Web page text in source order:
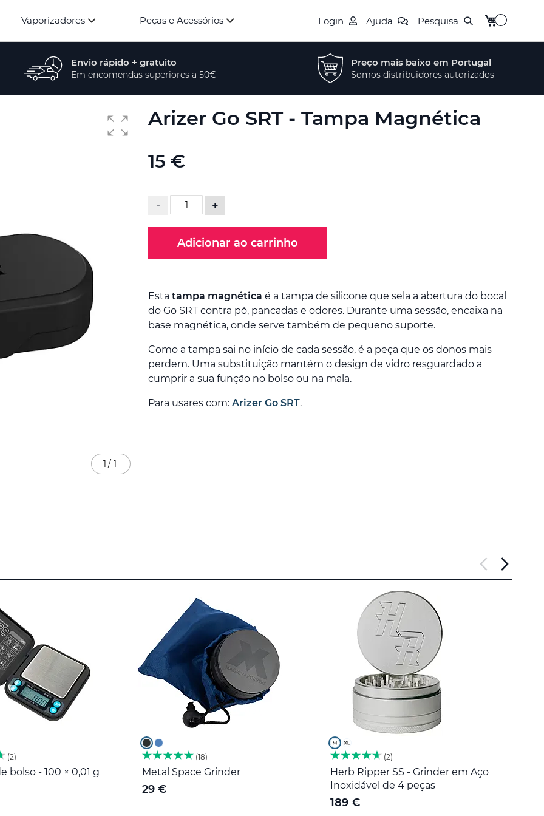
Vaporizadores Peças e Acessórios Login Ajuda Pesquisa O Meu
Envio rápido + gratuito
Em encomendas superiores a 50€
Preço mais baixo em Portugal
Somos distribuidores autorizados
Arizer Go SRT - Tampa Magnética
15 €
- +
Adicionar ao carrinho
Esta tampa magnética é a tampa de silicone que sela a abertura do bocal
do Go SRT contra pó, pancadas e odores. Durante uma sessão, encaixa na
base magnética, onde serve também de pequeno suporte.
Como a tampa sai no início de cada sessão, é a peça que os donos mais
perdem. Uma substituição mantém o design de vidro resguardado a
cumprir a sua função no bolso ou na mala.
Para usares com: Arizer Go SRT.
1 / 1
2
bolso - 100 × 0,01 g
18
Metal Space Grinder
29 €
2
Herb Ripper SS - Grinder em Aço
Inoxidável de 4 peças
189 €